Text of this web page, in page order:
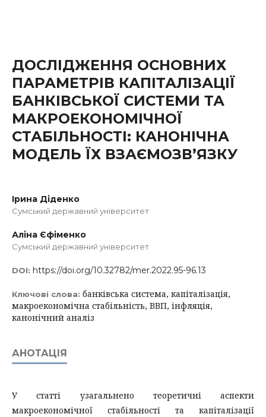
ДОСЛІДЖЕННЯ ОСНОВНИХ
ПАРАМЕТРІВ КАПІТАЛІЗАЦІЇ
БАНКІВСЬКОЇ СИСТЕМИ ТА
МАКРОЕКОНОМІЧНОЇ
СТАБІЛЬНОСТІ: КАНОНІЧНА
МОДЕЛЬ ЇХ ВЗАЄМОЗВ’ЯЗКУ
Ірина Діденко
Сумський державний університет
Аліна Єфіменко
Сумський державний університет
DOI: https://doi.org/10.32782/mer.2022.95-96.13
Ключові слова: банківська система, капіталізація,
макроекономічна стабільність, ВВП, інфляція,
канонічний аналіз
АНОТАЦІЯ
У статті узагальнено теоретичні аспекти
макроекономічної стабільності та капіталізації